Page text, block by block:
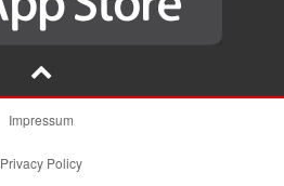
Impressum
Privacy Policy